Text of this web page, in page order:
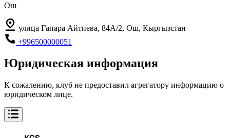
Ош
улица Гапара Айтиева, 84А/2, Ош, Кыргызстан
+996500000051
Юридическая информация
К сожалению, клуб не предоставил агрегатору информацию о
юридическом лице.